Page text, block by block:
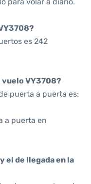
es 242
vuelo VY3708?
puerta a puerta es:
a puerta en
el de llegada en la